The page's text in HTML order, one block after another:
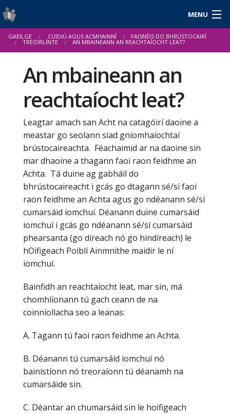
MENU
Logáil isteach
English
Nuacht
Tuarascálacha & Staitisticí
GAEILGE CUIDIÚ AGUS ACMHAINNÍ FAISNÉIS DO BHRÚSTOCAIRÍ
TREOIRLÍNTE AN MBAINEANN AN REACHTAÍOCHT LEAT?
An mbaineann an
reachtaíocht leat?
Leagtar amach san Acht na catagóirí daoine a
meastar go seolann siad gníomhaíochtaí
brústocaireachta. Féachaimid ar na daoine sin
mar dhaoine a thagann faoi raon feidhme an
Achta. Tá duine ag gabháil do
bhrústocaireacht i gcás go dtagann sé/sí faoi
raon feidhme an Achta agus go ndéanann sé/sí
cumarsáid iomchuí. Déanann duine cumarsáid
iomchuí i gcás go ndéanann sé/sí cumarsáid
phearsanta (go díreach nó go hindíreach) le
hOifigeach Poiblí Ainmnithe maidir le ní
iomchuí.
Bainfidh an reachtaíocht leat, mar sin, má
chomhlíonann tú gach ceann de na
coinníollacha seo a leanas:
A. Tagann tú faoi raon feidhme an Achta.
B. Déanann tú cumarsáid iomchuí nó
bainistíonn nó treoraíonn tú déanamh na
cumarsáide sin.
C. Déantar an chumarsáid sin le hoifigeach